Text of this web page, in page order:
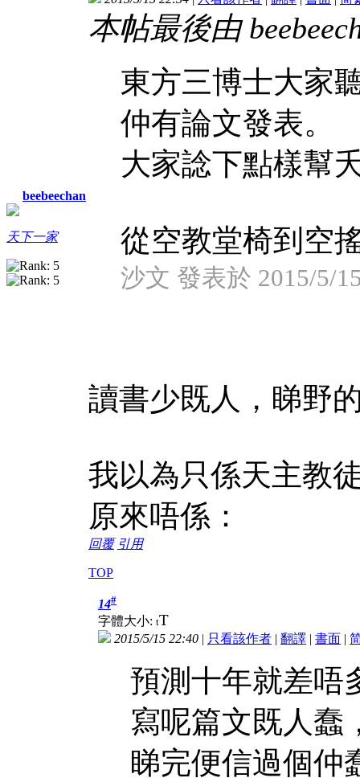
beebeechan
天下一家
本帖最後由
東方三博士大家
仲有論文發表。
大家諗下點樣幫
從空教堂椅到空
沙文 發表於 2015/5/
讀書少既人，睇野
我以為只係天主教
原來唔係：
回覆 引用
TOP
14#
字體大小: tT
2015/5/15 22:40 | 只看該作者 | 翻譯 | 書面 |
預測十年就差唔
寫呢篇文既人蠢
睇完便信過個仲